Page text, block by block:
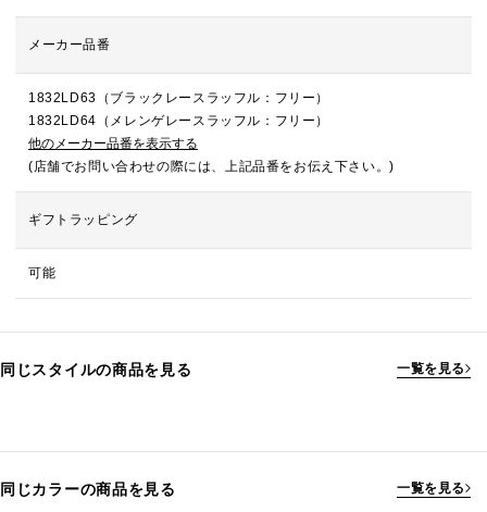
メーカー品番
1832LD63（ブラックレースラッフル：フリー）
1832LD64（メレンゲレースラッフル：フリー）
他のメーカー品番を表示する
(店舗でお問い合わせの際には、上記品番をお伝え下さい。)
ギフトラッピング
可能
同じスタイルの商品を見る 一覧を見る
同じカラーの商品を見る 一覧を見る